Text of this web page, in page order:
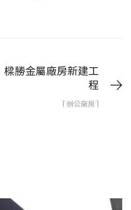
樑勝金屬廠房新建工
程
[ 辦公廠房 ]